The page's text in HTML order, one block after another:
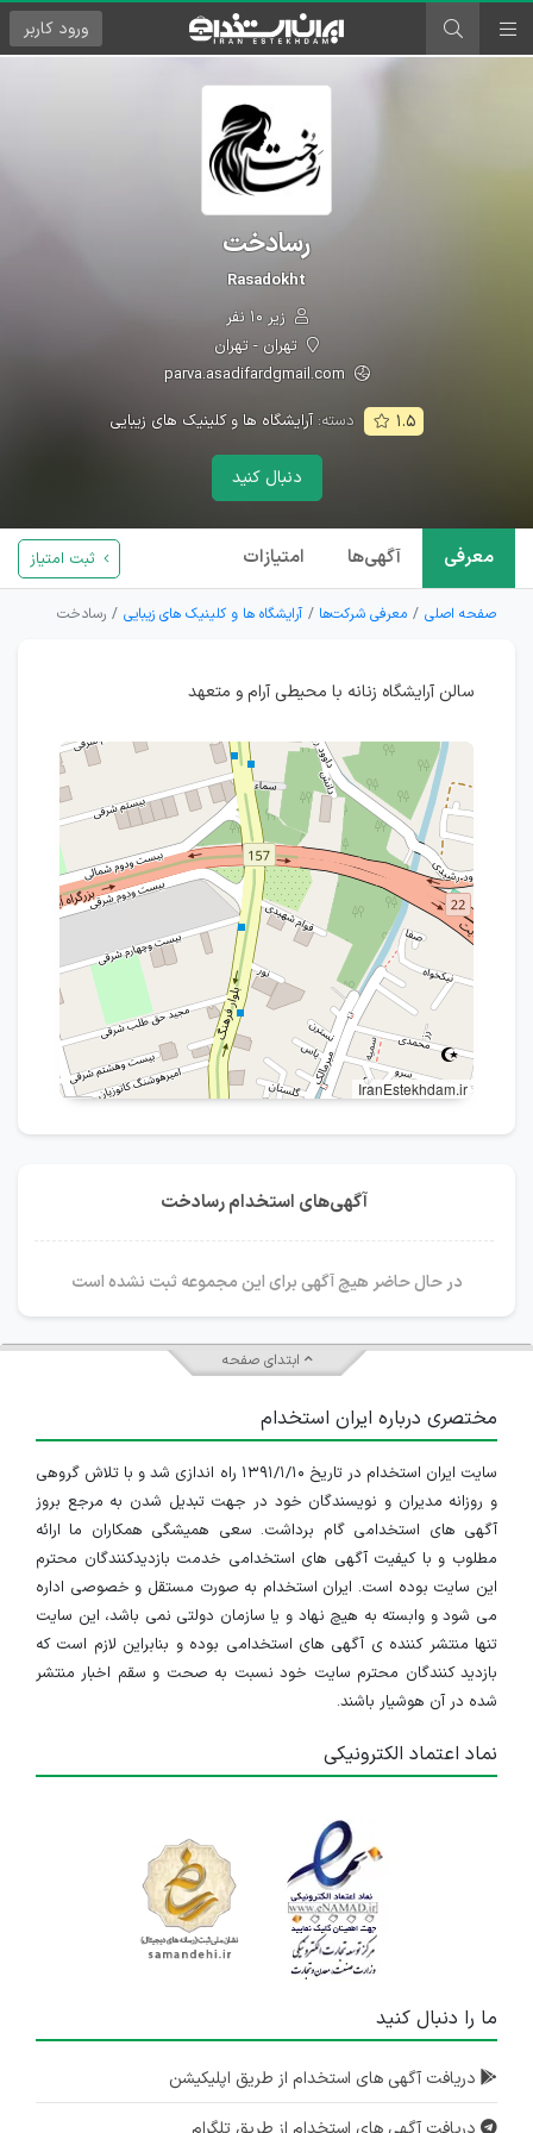
ورود کاربر
رسادخت
Rasadokht
زیر ۱۰ نفر
تهران - تهران
parva.asadifardgmail.com
۱.۵ دسته:آرایشگاه ها و کلینیک های زیبایی
دنبال کنید
معرفی آگهی‌ها امتیازات ثبت امتیاز
صفحه اصلی معرفی شرکت‌ها آرایشگاه ها و کلینیک های زیبایی رسادخت
سالن آرایشگاه زنانه با محیطی آرام و متعهد
IranEstekhdam.ir
آگهی‌های استخدام رسادخت
در حال حاضر هیچ آگهی برای این مجموعه ثبت نشده است
ابتدای صفحه
مختصری درباره ایران استخدام
سایت ایران استخدام در تاریخ ۱۳۹۱/۱/۱۰ راه اندازی شد و با تلاش گروهی
و روزانه مدیران و نویسندگان خود در جهت تبدیل شدن به مرجع بروز
آگهی های استخدامی گام برداشت. سعی همیشگی همکاران ما ارائه
مطلوب و با کیفیت آگهی های استخدامی خدمت بازدیدکنندگان محترم
این سایت بوده است. ایران استخدام به صورت مستقل و خصوصی اداره
می شود و وابسته به هیچ نهاد و یا سازمان دولتی نمی باشد، این سایت
تنها منتشر کننده ی آگهی های استخدامی بوده و بنابراین لازم است که
بازدید کنندگان محترم سایت خود نسبت به صحت و سقم اخبار منتشر
شده در آن هوشیار باشند.
نماد اعتماد الکترونیکی
ما را دنبال کنید
دریافت آگهی های استخدام از طریق اپلیکیشن